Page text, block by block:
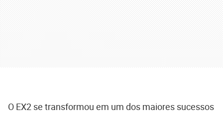
O EX2 se transformou em um dos maiores sucessos